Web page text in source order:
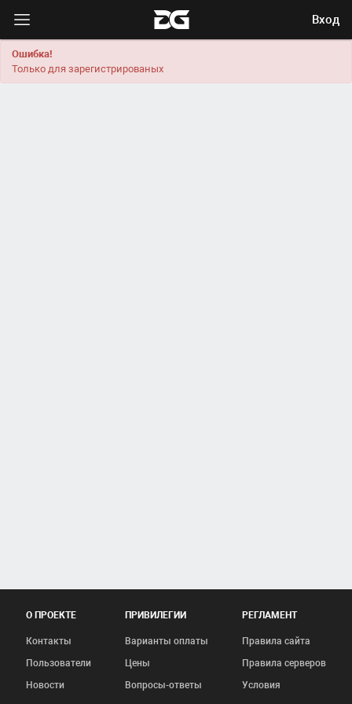
Вход
Ошибка!
Только для зарегистрированых
О ПРОЕКТЕ
Контакты
Пользователи
Новости
ПРИВИЛЕГИИ
Варианты оплаты
Цены
Вопросы-ответы
РЕГЛАМЕНТ
Правила сайта
Правила серверов
Условия